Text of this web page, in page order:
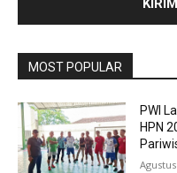
MOST POPULAR
PWI
HPN